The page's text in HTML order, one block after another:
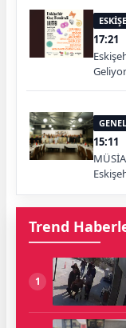
17:21
Geliyor
GENEL
15:11
Trend
1